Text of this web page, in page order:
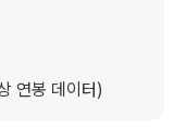
연봉 데이터)